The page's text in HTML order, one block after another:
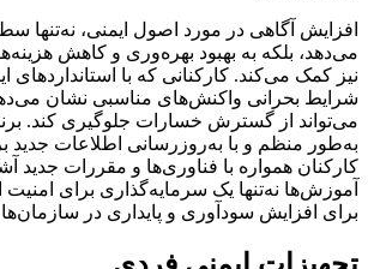
افزایش آگاهی در مورد اصول ایمنی، نه‌تنها
می‌دهد، بلکه به بهبود بهره‌وری و کاهش
نیز کمک می‌کند. کارکنانی که با استانداردهای
شرایط بحرانی واکنش‌های مناسبی نشان
می‌تواند از گسترش خسارات جلوگیری کند.
به‌طور منظم و با به‌روزرسانی اطلاعات جدید
کارکنان همواره با فناوری‌ها و مقررات جدید
آموزش‌ها نه‌تنها یک سرمایه‌گذاری برای امنیت
برای افزایش سودآوری و پایداری در